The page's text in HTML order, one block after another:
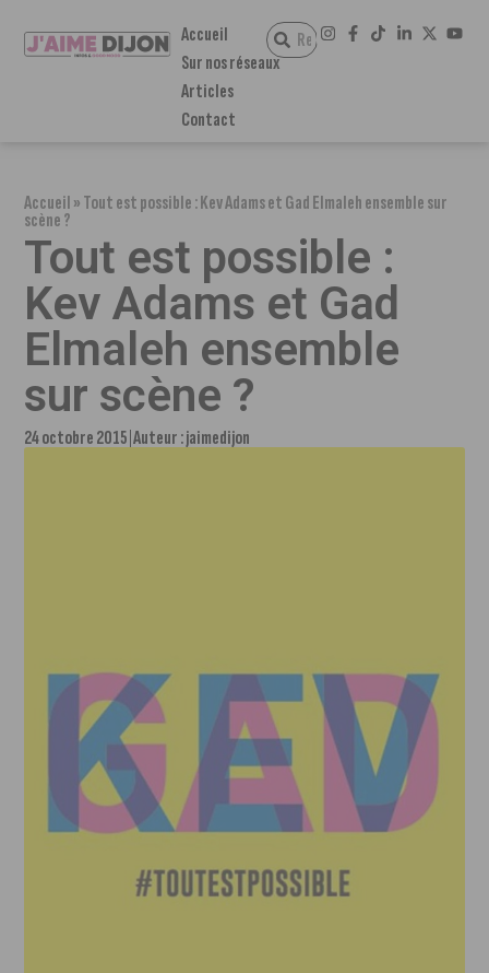
Accueil
Sur nos réseaux
Articles
Contact
Accueil»Tout est possible : Kev Adams et Gad Elmaleh ensemble sur
scène ?
Tout est possible :
Kev Adams et Gad
Elmaleh ensemble
sur scène ?
24 octobre 2015 Auteur :jaimedijon